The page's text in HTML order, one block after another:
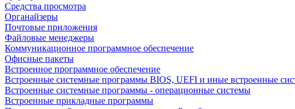
Средства просмотра
Органайзеры
Почтовые приложения
Файловые менеджеры
Коммуникационное программное обеспечение
Офисные пакеты
Встроенное программное обеспечение
Встроенные системные программы BIOS, UEFI и иные встроенные
Встроенные системные программы - операционные системы
Встроенные прикладные программы